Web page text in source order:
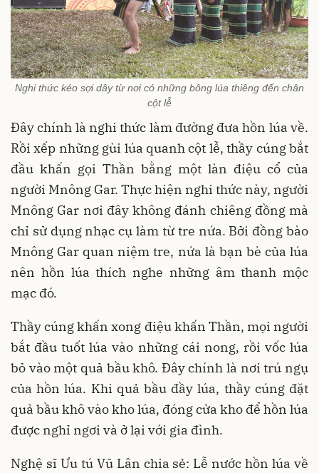
Nghi thức kéo sợi dây từ nơi có những bông lúa thiêng đến chân
cột lễ
Đây chính là nghi thức làm đường đưa hồn lúa về.
Rồi xếp những gùi lúa quanh cột lễ, thầy cúng bắt
đầu khấn gọi Thần bằng một làn điệu cổ của
người Mnông Gar. Thực hiện nghi thức này, người
Mnông Gar nơi đây không đánh chiêng đồng mà
chỉ sử dụng nhạc cụ làm từ tre nứa. Bởi đồng bào
Mnông Gar quan niệm tre, nứa là bạn bè của lúa
nên hồn lúa thích nghe những âm thanh mộc
mạc đó.
Thầy cúng khấn xong điệu khấn Thần, mọi người
bắt đầu tuốt lúa vào những cái nong, rồi vốc lúa
bỏ vào một quả bầu khô. Đây chính là nơi trú ngụ
của hồn lúa. Khi quả bầu đầy lúa, thầy cúng đặt
quả bầu khô vào kho lúa, đóng cửa kho để hồn lúa
được nghỉ ngơi và ở lại với gia đình.
Nghệ sĩ Ưu tú Vũ Lân chia sẻ: Lễ nước hồn lúa về